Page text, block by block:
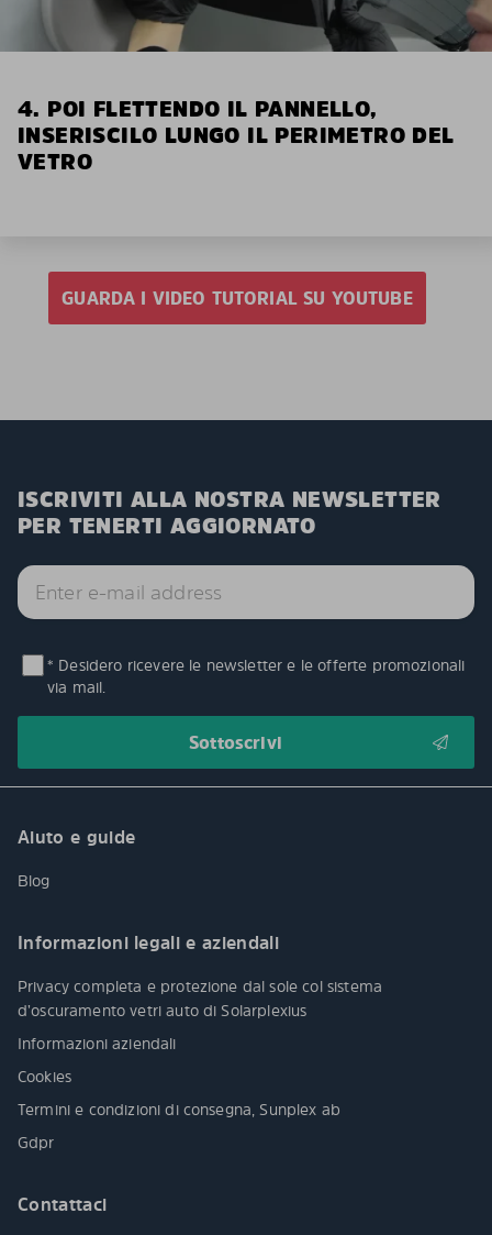
4. POI FLETTENDO IL PANNELLO,
INSERISCILO LUNGO IL PERIMETRO DEL
VETRO
GUARDA I VIDEO TUTORIAL SU YOUTUBE
ISCRIVITI ALLA NOSTRA NEWSLETTER
PER TENERTI AGGIORNATO
* Desidero ricevere le newsletter e le offerte promozionali
via mail.
Aiuto e guide
Blog
Informazioni legali e aziendali
Privacy completa e protezione dal sole col sistema
d’oscuramento vetri auto di Solarplexius
Informazioni aziendali
Cookies
Termini e condizioni di consegna, Sunplex ab
Gdpr
Contattaci